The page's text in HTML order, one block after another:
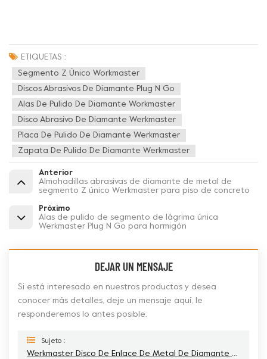
ETIQUETAS :
Segmento Z Único Workmaster
Discos Abrasivos De Diamante Plug N Go
Alas De Pulido De Diamante Workmaster
Disco Abrasivo De Diamante Werkmaster
Placa De Pulido De Diamante Werkmaster
Zapata De Pulido De Diamante Werkmaster
Anterior
Almohadillas abrasivas de diamante de metal de
segmento Z único Werkmaster para piso de concreto
Próximo
Alas de pulido de segmento de lágrima única
Werkmaster Plug N Go para hormigón
DEJAR UN MENSAJE
Si está interesado en nuestros productos y desea
conocer más detalles, deje un mensaje aquí, le
responderemos lo antes posible.
Sujeto :
Werkmaster Disco De Enlace De Metal De Diamante De Pulido De Hormigón De Segmento Z Único